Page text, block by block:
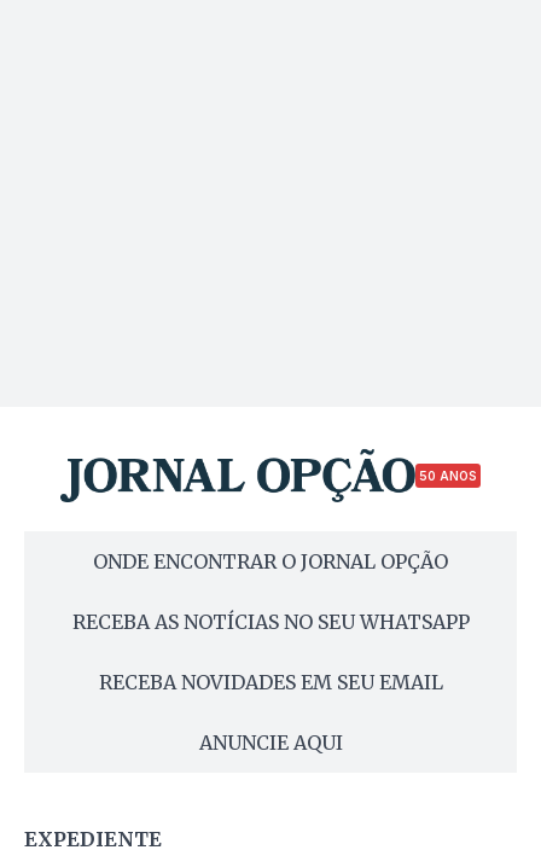
50 ANOS
ONDE ENCONTRAR O JORNAL OPÇÃO
RECEBA AS NOTÍCIAS NO SEU WHATSAPP
RECEBA NOVIDADES EM SEU EMAIL
ANUNCIE AQUI
EXPEDIENTE